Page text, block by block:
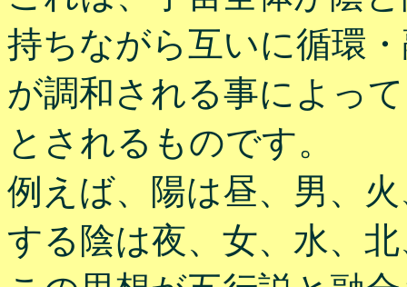
持ちながら互いに循環
が調和される事によっ
とされるものです。
例えば、陽は昼、男、
する陰は夜、女、水、